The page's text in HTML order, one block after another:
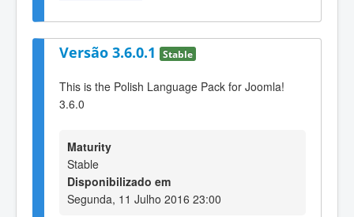
Versão 3.6.0.1 Stable
This is the Polish Language Pack for Joomla!
3.6.0
Maturity
Stable
Disponibilizado em
Segunda, 11 Julho 2016 23:00